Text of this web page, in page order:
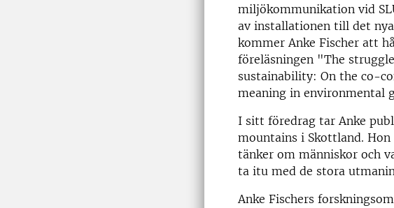
miljökommunikation vid
av installationen till det
kommer Anke Fischer att
föreläsningen "The
sustainability: On the co-
meaning in environmental
I sitt föredrag tar Anke
mountains i Skottland.
tänker om människor och
ta itu med de stora
Anke Fischers